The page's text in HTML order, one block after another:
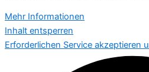
Mehr Informationen
Inhalt entsperren
Erforderlichen Service akzeptieren